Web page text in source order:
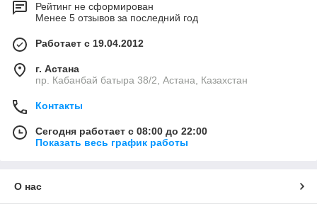
Рейтинг не сформирован
Менее 5 отзывов за последний год
Работает с 19.04.2012
г. Астана
пр. Кабанбай батыра 38/2, Астана, Казахстан
Контакты
Сегодня работает с 08:00 до 22:00
Показать весь график работы
О нас